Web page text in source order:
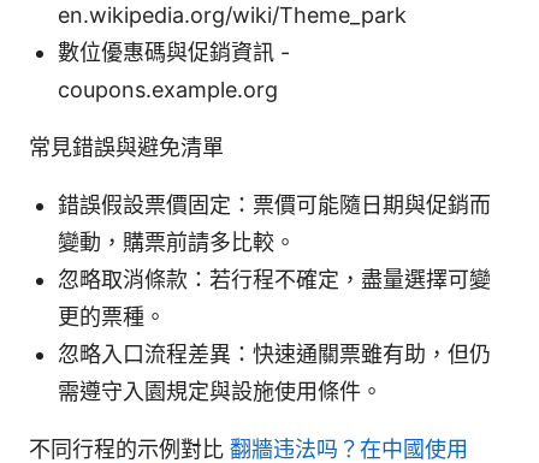
en.wikipedia.org/wiki/Theme_park
數位優惠碼與促銷資訊 -
coupons.example.org
常見錯誤與避免清單
錯誤假設票價固定：票價可能隨日期與促銷而
變動，購票前請多比較。
忽略取消條款：若行程不確定，盡量選擇可變
更的票種。
忽略入口流程差異：快速通關票雖有助，但仍
需遵守入園規定與設施使用條件。
不同行程的示例對比 翻牆违法吗？在中國使用